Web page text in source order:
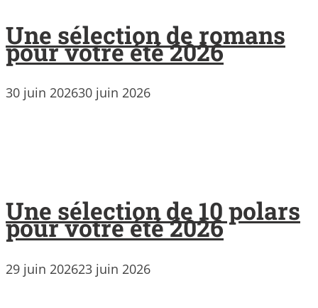
Une sélection de romans
pour votre été 2026
30 juin 202630 juin 2026
Une sélection de 10 polars
pour votre été 2026
29 juin 202623 juin 2026